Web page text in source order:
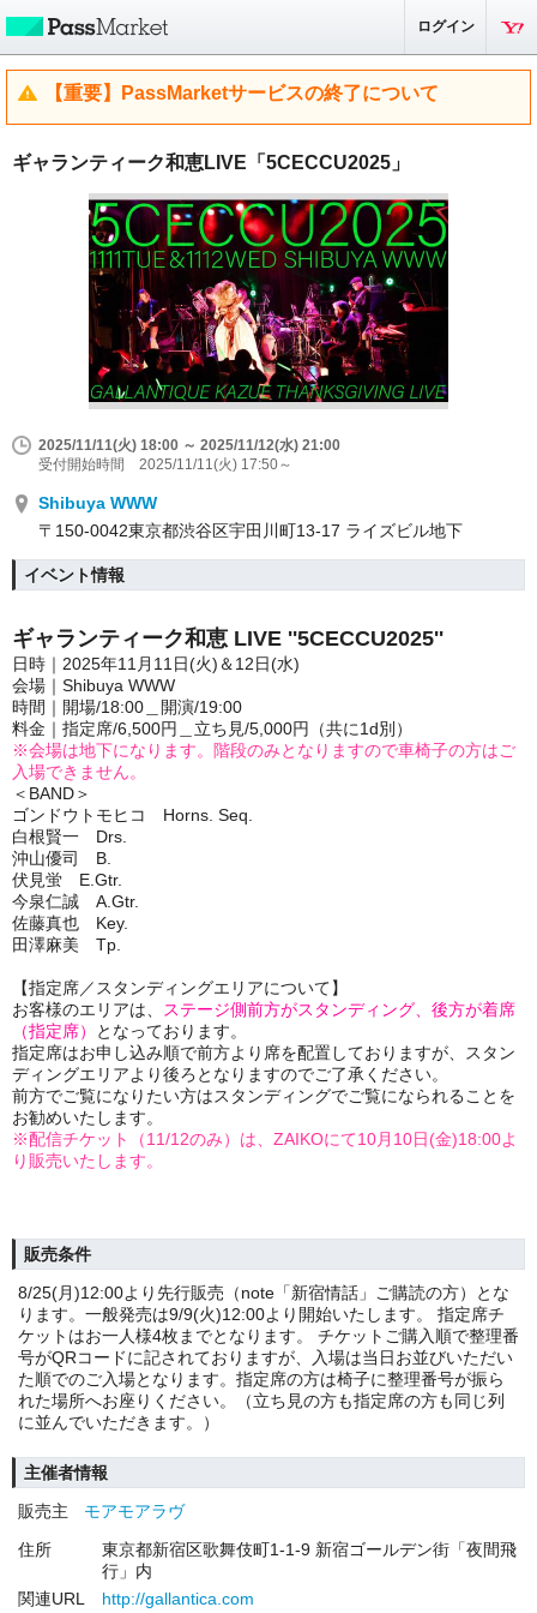
ログイン
【重要】PassMarketサービスの終了について
ギャランティーク和恵LIVE「5CECCU2025」
2025/11/11(火) 18:00 ～ 2025/11/12(水) 21:00
受付開始時間 2025/11/11(火) 17:50～
Shibuya WWW
〒150-0042東京都渋谷区宇田川町13-17 ライズビル地下
イベント情報
ギャランティーク和恵 LIVE ''5CECCU2025''
日時｜2025年11月11日(火)＆12日(水)
会場｜Shibuya WWW
時間｜開場/18:00＿開演/19:00
料金｜指定席/6,500円＿立ち見/5,000円（共に1d別）
※会場は地下になります。階段のみとなりますので車椅子の方はご
入場できません。
＜BAND＞
ゴンドウトモヒコ Horns. Seq.
白根賢一 Drs.
沖山優司 B.
伏見蛍 E.Gtr.
今泉仁誠 A.Gtr.
佐藤真也 Key.
田澤麻美 Tp.
【指定席／スタンディングエリアについて】
お客様のエリアは、
ステージ側前方がスタンディング、後方が着席
（指定席）
となっております。
指定席はお申し込み順で前方より席を配置しておりますが、スタン
ディングエリアより後ろとなりますのでご了承ください。
前方でご覧になりたい方はスタンディングでご覧になられることを
お勧めいたします。
※配信チケット（11/12のみ）は、ZAIKOにて10月10日(金)18:00よ
り販売いたします。
販売条件
8/25(月)12:00より先行販売（note「新宿情話」ご購読の方）とな
ります。一般発売は9/9(火)12:00より開始いたします。 指定席チ
ケットはお一人様4枚までとなります。 チケットご購入順で整理番
号がQRコードに記されておりますが、入場は当日お並びいただい
た順でのご入場となります。指定席の方は椅子に整理番号が振ら
れた場所へお座りください。（立ち見の方も指定席の方も同じ列
に並んでいただきます。）
主催者情報
販売主
モアモアラヴ
住所
東京都新宿区歌舞伎町1-1-9 新宿ゴールデン街「夜間飛
行」内
関連URL
http://gallantica.com